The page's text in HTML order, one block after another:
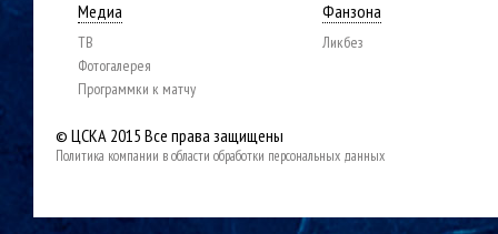
Медиа
ТВ
Фотогалерея
Программки к матчу
Фанзона
Ликбез
© ЦСКА 2015 Все права защищены
Политика компании в области обработки персональных данных